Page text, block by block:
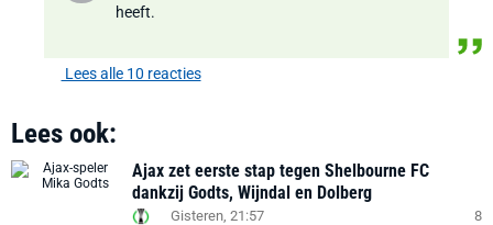
heeft.
Lees alle 10 reacties
Lees ook:
Ajax zet eerste stap tegen Shelbourne FC
dankzij Godts, Wijndal en Dolberg
Gisteren, 21:57 8